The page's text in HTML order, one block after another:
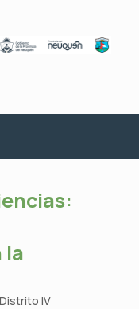
la
Distrito IV